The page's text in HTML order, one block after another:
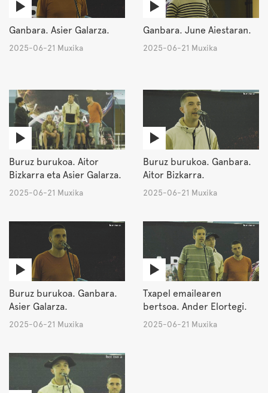
Ganbara. Asier Galarza.
2025-06-21 Muxika
Ganbara. June Aiestaran.
2025-06-21 Muxika
Buruz burukoa. Aitor
Bizkarra eta Asier Galarza.
2025-06-21 Muxika
Buruz burukoa. Ganbara.
Aitor Bizkarra.
2025-06-21 Muxika
Buruz burukoa. Ganbara.
Asier Galarza.
2025-06-21 Muxika
Txapel emailearen
bertsoa. Ander Elortegi.
2025-06-21 Muxika